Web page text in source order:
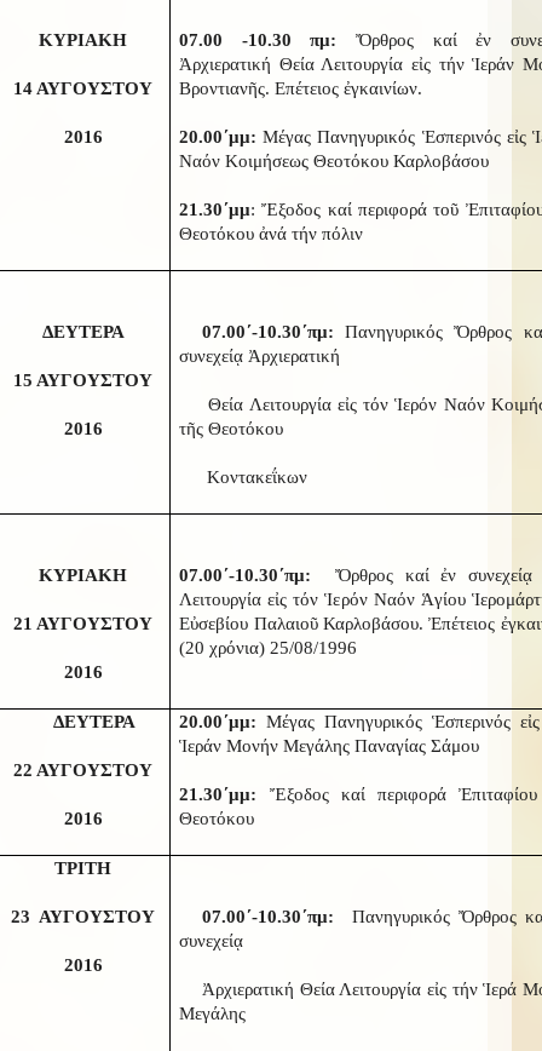
ΚΥΡΙΑΚΗ
14 ΑΥΓΟΥΣΤΟΥ
2016
07.00 -10.30 πμ: Ὄρθρος καί ἐν
Ἀρχιερατική Θεία Λειτουργία εἰς τήν Ἱεράν
Βροντιανῆς. Επέτειος ἐγκαινίων.
20.00΄μμ:Μέγας Πανηγυρικός Ἑσπερινός εἰς
Ναόν Κοιμήσεως Θεοτόκου Καρλοβάσου
21.30΄μμ: Ἔξοδος καί περιφορά τοῦ
Θεοτόκου ἀνά τήν πόλιν
ΔΕΥΤΕΡΑ
15 ΑΥΓΟΥΣΤΟΥ
2016
07.00΄-10.30΄πμ:Πανηγυρικός Ὄρθρος
συνεχείᾳ Ἀρχιερατική
Θεία Λειτουργία εἰς τόν Ἱερόν Ναόν
τῆς Θεοτόκου
Κοντακεΐκων
ΚΥΡΙΑΚΗ
21 ΑΥΓΟΥΣΤΟΥ
2016
07.00΄-10.30΄πμ:
Ὄρθρος καί ἐν συνεχείᾳ
Λειτουργία εἰς τόν Ἱερόν Ναόν Ἁγίου
Εὐσεβίου Παλαιοῦ Καρλοβάσου. Ἐπέτειος
(20 χρόνια) 25/08/1996
ΔΕΥΤΕΡΑ
22 ΑΥΓΟΥΣΤΟΥ
2016
20.00΄μμ: Μέγας Πανηγυρικός Ἑσπερινός
Ἱεράν Μονήν Μεγάλης Παναγίας Σάμου
21.30΄μμ: Ἔξοδος καί περιφορά
Θεοτόκου
ΤΡΙΤΗ
23 ΑΥΓΟΥΣΤΟΥ
2016
07.00΄-10.30΄πμ:
Πανηγυρικός Ὄρθρος
συνεχείᾳ
Ἀρχιερατική Θεία Λειτουργία εἰς τήν Ἱερά
Μεγάλης